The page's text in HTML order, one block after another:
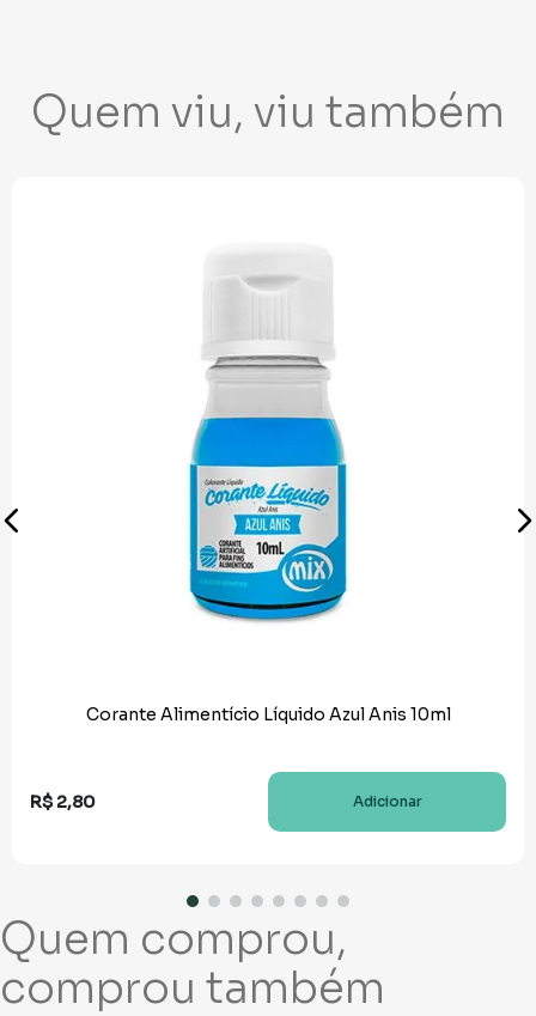
Quem viu, viu também
Corante Alimentício Líquido Azul Anis 10ml
R$ 2,80 Adicionar
Quem comprou,
comprou também